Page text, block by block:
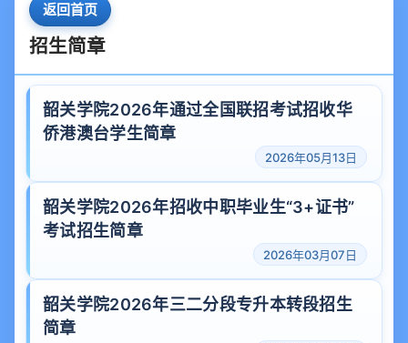
返回首页
招生简章
韶关学院2026年通过全国联招考试招收华
侨港澳台学生简章
2026年05月13日
韶关学院2026年招收中职毕业生“3+证书”
考试招生简章
2026年03月07日
韶关学院2026年三二分段专升本转段招生
简章